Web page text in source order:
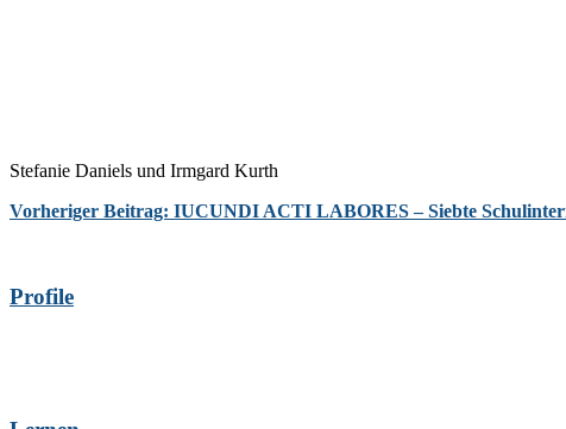
Stefanie Daniels und Irmgard Kurth
Vorheriger Beitrag: IUCUNDI ACTI LABORES – Siebte
Profile